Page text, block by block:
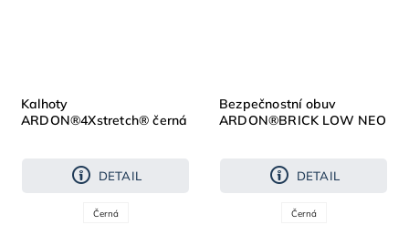
Kalhoty
ARDON®4Xstretch® černá
DETAIL
Černá
Bezpečnostní obuv
ARDON®BRICK LOW NEO
DETAIL
Černá